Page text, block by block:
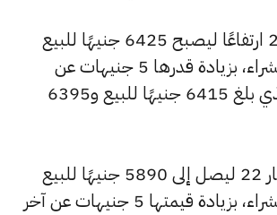
شهد سعر عيار 24 ارتفاعًا ليصبح 6425 جنيهًا للبيع
و6400 جنيهًا للشراء، بزيادة قدرها 5 جنيهات عن
السعر السابق الذي بلغ 6415 جنيهًا للبيع و6395
كما ارتفع سعر عيار 22 ليصل إلى 5890 جنيهًا للبيع
و5865 جنيهًا للشراء، بزيادة قيمتها 5 جنيهات عن آخر